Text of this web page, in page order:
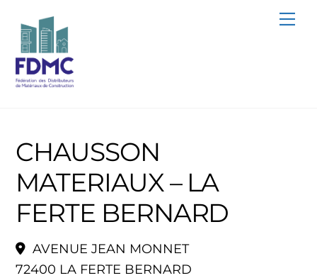
content
CHAUSSON
MATERIAUX – LA
FERTE BERNARD
AVENUE JEAN MONNET
72400 LA FERTE BERNARD